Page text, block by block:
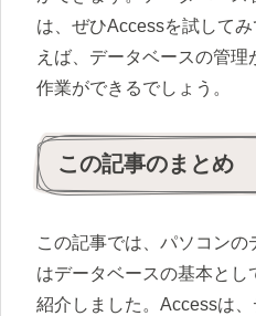
は、ぜひAccessを試して
えば、データベースの管
作業ができるでしょう。
この記事のまとめ
この記事では、パソコンの
はデータベースの基本とし
紹介しました。Accessは